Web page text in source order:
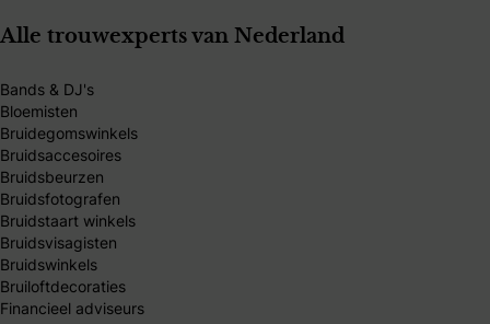
Alle trouwexperts van Nederland
Bands & DJ's
Bloemisten
Bruidegomswinkels
Bruidsaccesoires
Bruidsbeurzen
Bruidsfotografen
Bruidstaart winkels
Bruidsvisagisten
Bruidswinkels
Bruiloftdecoraties
Financieel adviseurs